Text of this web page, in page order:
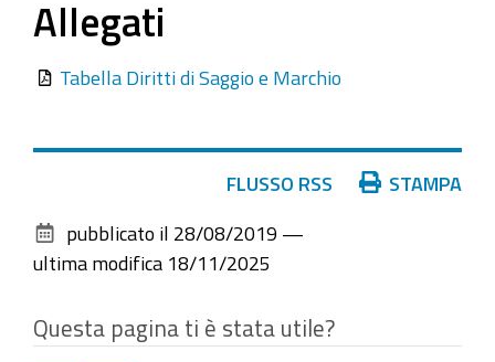
Allegati
Tabella Diritti di Saggio e Marchio
documento
FLUSSO RSS STAMPA
pubblicato il 28/08/2019 —
ultima modifica 18/11/2025
Questa pagina ti è stata utile?